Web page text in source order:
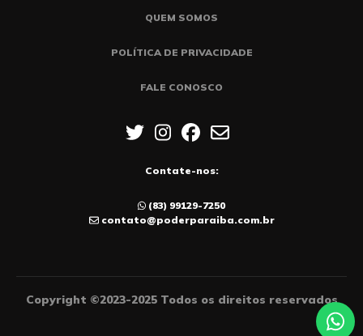
QUEM SOMOS
POLÍTICA DE PRIVACIDADE
FALE CONOSCO
Contate-nos:
(83) 99129-7250
contato@poderparaiba.com.br
Copyright ©2023-2025 Todos os direitos reservados